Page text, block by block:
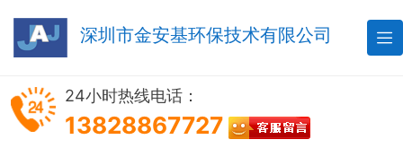
深圳市金安基环保技术有限公司 
24小时热线电话：
13828867727